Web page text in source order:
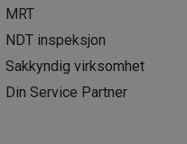
MRT
NDT inspeksjon
Sakkyndig virksomhet
Din Service Partner